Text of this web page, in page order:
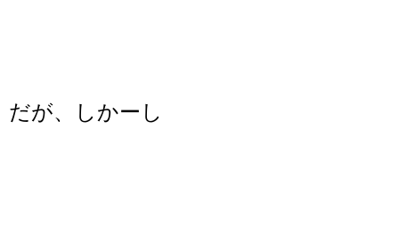
だが、しかーし